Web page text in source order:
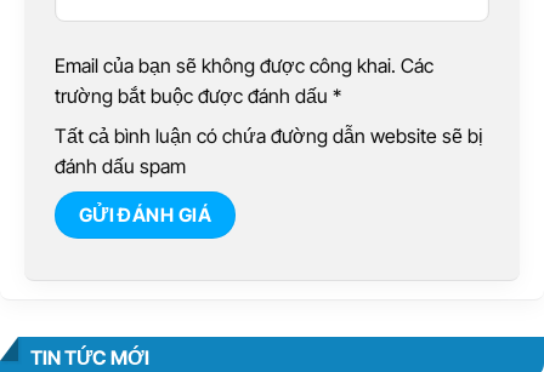
Email của bạn sẽ không được công khai. Các
trường bắt buộc được đánh dấu *
Tất cả bình luận có chứa đường dẫn website sẽ bị
đánh dấu spam
TIN TỨC MỚI